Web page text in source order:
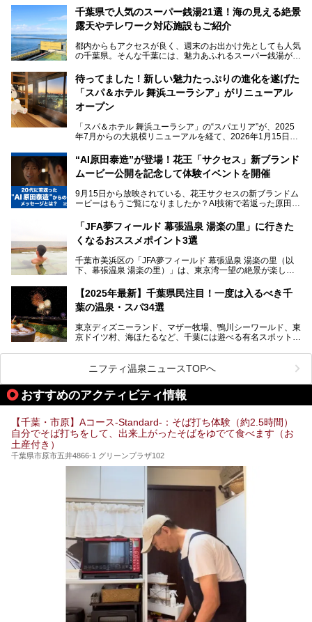
千葉県で人気のスーパー銭湯21選！海の見える絶景
露天やテレワーク対応施設もご紹介
都内からもアクセスが良く、週末のお出かけ先としても人気
の千葉県。そんな千葉には、魅力あふれるスーパー銭湯がた
「サウナでしっかりととのいたい」「海が見える絶景で非日
常を味わいたい」「子連れでも気兼ねなく1日過ごした
い」。
そんな多様なニーズに応える施設が揃っているため、その日
の目的に合った施設がきっと見つかるはずです。
さらに最近では、24時間営業で深夜まで滞在できる施設
や、テレワーク・コワーキングスペースを備えた仕事もでき
るスパも増えており、ただの入浴施設にとどまらない進化を
本記事では、人気スーパー銭湯から絶景施設、コワーキング
スペースや休憩スペースが充実した施設、子連れファミリー
向けの施設など、目的に合わせたおすすめの施設を紹介しま
す。
ださい。
待ってました！新しい魅力たっぷりの進化を遂げた
「スパ＆ホテル 舞浜ユーラシア」がリニューアル
オープン
「スパ＆ホテル 舞浜ユーラシア」の“スパエリア”が、2025
年7月からの大規模リニューアルを経て、2026年1月15日
新設エリアや生まれ変わった浴場・サウナの魅力を、人気キ
ャラクター「ユーラシわん」と一緒にご紹介します。必見の
───
提供元：SPA＆HOTEL舞浜ユーラシア【PR】
です。
“AI原田泰造”が登場！花王「サクセス」新ブランド
ムービー公開を記念して体験イベントを開催
9月15日から放映されている、花王サクセスの新ブランドム
ービーはもうご覧になりましたか？AI技術で若返った原田泰
伝えるムービーです。公開を記念して、スパメッツァおおた
か竜泉寺の湯にて体験イベントを開催。花王サクセスの製品
が無料で試せるチャンスです！
提供元：花王株式会社【PR】
この記事は花王株式会社商品のPRレポート記事です。
「JFA夢フィールド 幕張温泉 湯楽の里」に行きた
くなるおススメポイント3選
千葉市美浜区の「JFA夢フィールド 幕張温泉 湯楽の里（以
下、幕張温泉 湯楽の里）」は、東京湾一望の絶景が楽しめ
設備も天然温泉の露天風呂、サウナ、岩盤浴のほか、高濃度
炭酸泉、海の見えるお休み処や食事処、展望抜群の屋上ま
で、年代を問わずたっぷり楽しめます。
今回は人気のこの施設の中でも、特におススメしたい3つの
ポイントについて厳選してお届けします。読めばきっと、行
【2025年最新】千葉県民注目！一度は入るべき千
葉の温泉・スパ34選
東京ディズニーランド、マザー牧場、鴨川シーワールド、東
京ドイツ村、海ほたるなど、千葉には遊べる有名スポットが
県で生まれ、千葉県で育ち、つい最近まで千葉在住だった私
がお勧めする、一度は入るべき千葉の温泉・スパ34選をま
とめました。
ニフティ温泉ニュースTOPへ
おすすめのアクティビティ情報
【千葉・市原】Aコース-Standard-：そば打ち体験（約2.5時間）
自分でそば打ちをして、出来上がったそばをゆでて食べます（お
土産付き）
千葉県市原市五井4866-1 グリーンプラザ102